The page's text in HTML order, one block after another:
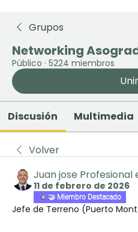
Grupos
Networking
Público · 5224 miembros
Discusión Multimedia
Volver
Juan jose Profesional
11 de febrero de 2026
🤝 Miembro Destacado
Jefe de Terreno (Puerto